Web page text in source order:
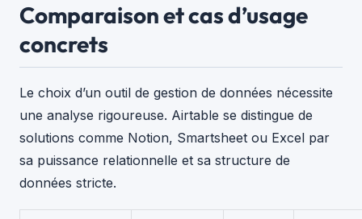
Comparaison et cas d’usage
concrets
Le choix d’un outil de gestion de données nécessite
une analyse rigoureuse. Airtable se distingue de
solutions comme Notion, Smartsheet ou Excel par
sa puissance relationnelle et sa structure de
données stricte.